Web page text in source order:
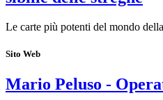
Le carte più potenti del mondo
Sito Web
Mario Peluso -